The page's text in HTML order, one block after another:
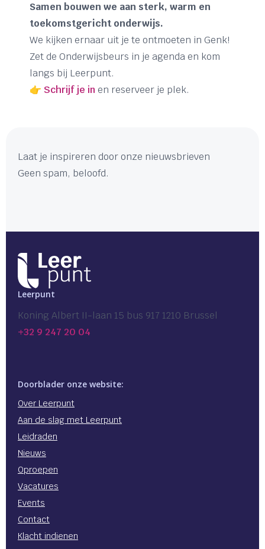
Samen bouwen we aan sterk, warm en
toekomstgericht onderwijs.
We kijken ernaar uit je te ontmoeten in Genk!
Zet de Onderwijsbeurs in je agenda en kom
langs bij Leerpunt.
👉 Schrijf je in en reserveer je plek.
Laat je inspireren door onze nieuwsbrieven
Geen spam, beloofd.
Leerpunt
Koning Albert II-laan 15 bus 917 1210 Brussel
+32 9 247 20 04
Doorblader onze website:
Over Leerpunt
Aan de slag met Leerpunt
Leidraden
Nieuws
Oproepen
Vacatures
Events
Contact
Klacht indienen